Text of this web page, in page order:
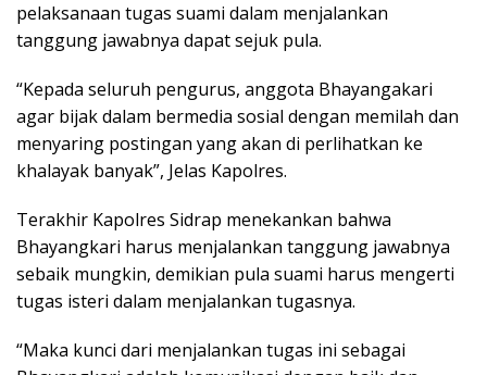
pelaksanaan tugas suami dalam menjalankan
tanggung jawabnya dapat sejuk pula.
“Kepada seluruh pengurus, anggota Bhayangakari
agar bijak dalam bermedia sosial dengan memilah dan
menyaring postingan yang akan di perlihatkan ke
khalayak banyak”, Jelas Kapolres.
Terakhir Kapolres Sidrap menekankan bahwa
Bhayangkari harus menjalankan tanggung jawabnya
sebaik mungkin, demikian pula suami harus mengerti
tugas isteri dalam menjalankan tugasnya.
“Maka kunci dari menjalankan tugas ini sebagai